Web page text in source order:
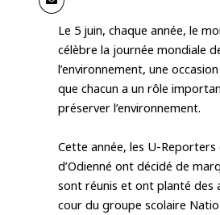
Le 5 juin, chaque année, le
célèbre la journée mondiale
l’environnement, une
que chacun a un rôle
Cette année, les U-
d’Odienné ont décidé de
sont réunis et ont planté des
cour du groupe scolaire Natio